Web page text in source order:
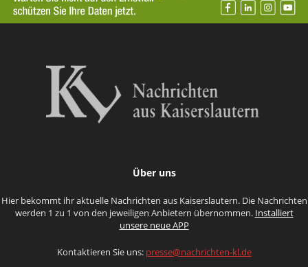
Über uns
Hier bekommt ihr aktuelle Nachrichten aus Kaiserslautern. Die Nachrichten
werden 1 zu 1 von den jeweiligen Anbietern übernommen. Installiert
unsere neue APP
Kontaktieren Sie uns: presse@nachrichten-kl.de